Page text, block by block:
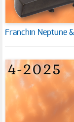
Franchin Neptune